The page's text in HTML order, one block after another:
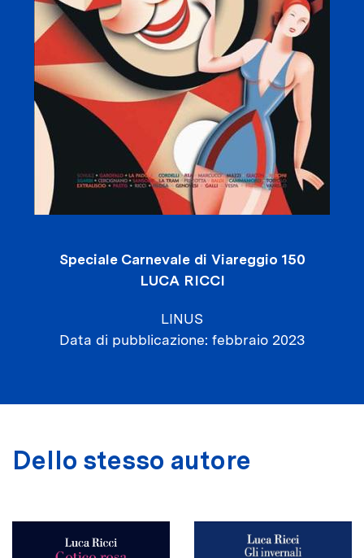
Speciale Carnevale di Viareggio 150
LUCA RICCI
LINUS
Data di pubblicazione febbraio 2023
Dello stesso autore